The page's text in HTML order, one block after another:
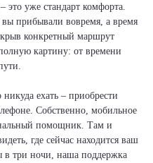
это уже стандарт комфорта.
прибывали вовремя, а время
конкретный маршрут
картину: от времени
ехать – приобрести
Собственно, мобильное
помощник. Там и
где сейчас находится ваш
в три ночи, наша поддержка